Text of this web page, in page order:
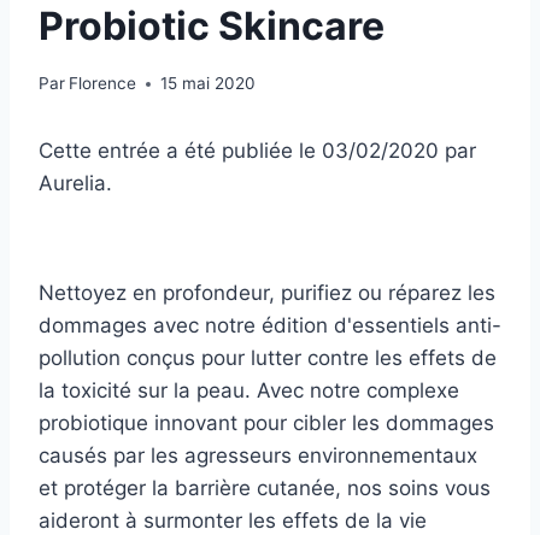
Probiotic Skincare
Par Florence 15 mai 2020
Cette entrée a été publiée le 03/02/2020 par
Aurelia.
Nettoyez en profondeur, purifiez ou réparez les
dommages avec notre édition d'essentiels anti-
pollution conçus pour lutter contre les effets de
la toxicité sur la peau. Avec notre complexe
probiotique innovant pour cibler les dommages
causés par les agresseurs environnementaux
et protéger la barrière cutanée, nos soins vous
aideront à surmonter les effets de la vie